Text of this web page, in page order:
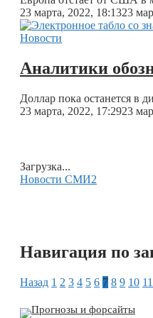
23 марта, 2022, 18:1323
Новости
Аналитики
Доллар пока останется в
23 марта, 2022, 17:2923
Загрузка...
Новости СМИ2
Навигация по
Назад 1 2 3 4 5 6 7 8 9 10 11